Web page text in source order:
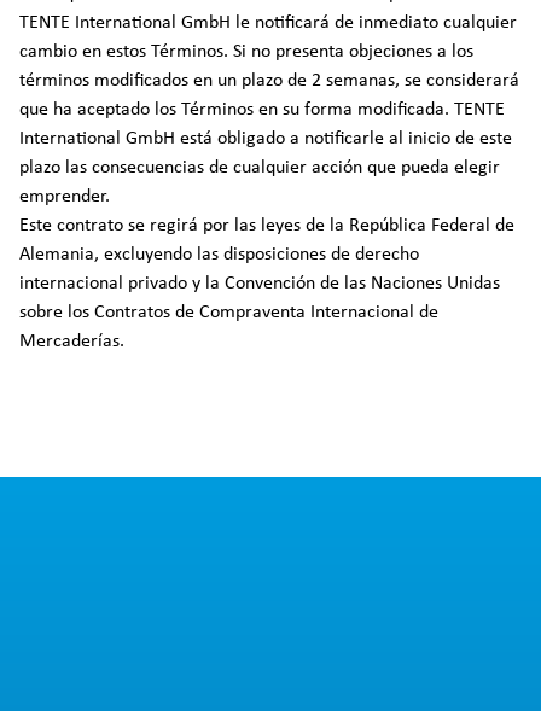
TENTE International GmbH le notificará de inmediato cualquier
cambio en estos Términos. Si no presenta objeciones a los
términos modificados en un plazo de 2 semanas, se considerará
que ha aceptado los Términos en su forma modificada. TENTE
International GmbH está obligado a notificarle al inicio de este
plazo las consecuencias de cualquier acción que pueda elegir
emprender.
Este contrato se regirá por las leyes de la República Federal de
Alemania, excluyendo las disposiciones de derecho
internacional privado y la Convención de las Naciones Unidas
sobre los Contratos de Compraventa Internacional de
Mercaderías.